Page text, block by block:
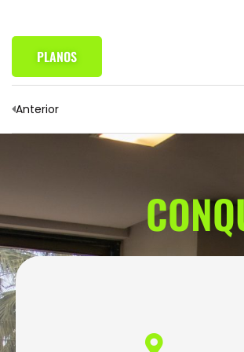
PLANOS
Anterior